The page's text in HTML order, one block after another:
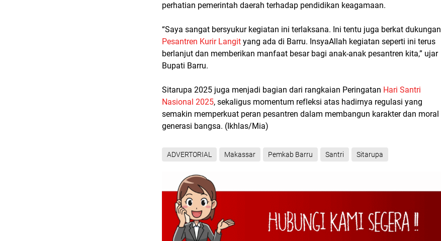
perhatian pemerintah daerah terhadap pendidikan keagamaan.
“Saya sangat bersyukur kegiatan ini terlaksana. Ini tentu juga berkat dukungan
Pesantren Kurir Langit yang ada di Barru. InsyaAllah kegiatan seperti ini terus
berlanjut dan memberikan manfaat besar bagi anak-anak pesantren kita,” ujar
Bupati Barru.
Sitarupa 2025 juga menjadi bagian dari rangkaian Peringatan Hari Santri
Nasional 2025, sekaligus momentum refleksi atas hadirnya regulasi yang
semakin memperkuat peran pesantren dalam membangun karakter dan moral
generasi bangsa. (Ikhlas/Mia)
ADVERTORIAL Makassar Pemkab Barru Santri Sitarupa